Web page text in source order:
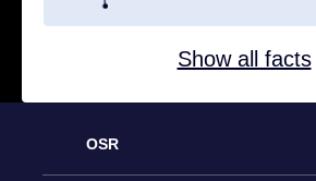
Show all facts
OSR